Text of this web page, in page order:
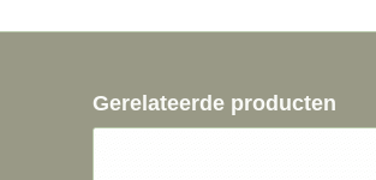
Gerelateerde producten